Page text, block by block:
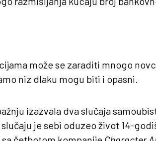
može se zaraditi mnogo
niz dlaku mogu biti i opasni.
izazvala dva slučaja
slučaju je sebi oduzeo život 14-